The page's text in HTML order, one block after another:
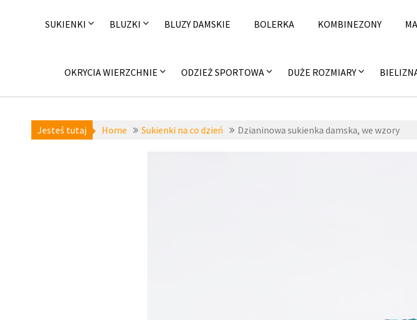
SUKIENKI BLUZKI BLUZY DAMSKIE BOLERKA KOMBINEZONY
OKRYCIA WIERZCHNIE ODZIEŻ SPORTOWA DUŻE ROZMIARY
Jesteś tutaj Home Sukienki na co dzień Dzianinowa sukienka damska, we wzory